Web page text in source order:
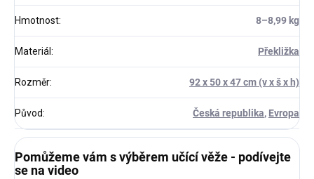
Hmotnost: 8–⁠8,99 kg
Materiál: Překližka
Rozměr: 92 x 50 x 47 cm (v x š x h)
Původ: Česká republika, Evropa
Pomůžeme vám s výběrem učící věže - podívejte
se na video